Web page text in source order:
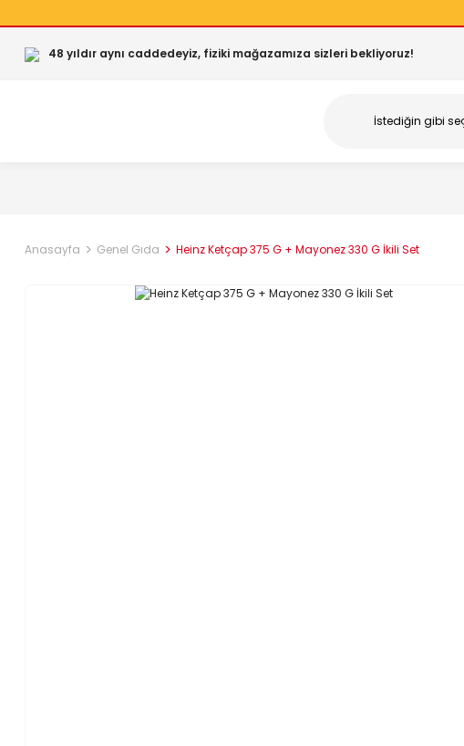
48 yıldır aynı caddedeyiz, fiziki mağazamıza sizleri bekliyoruz!
Anasayfa Genel Gıda Heinz Ketçap 375 G + Mayonez 330 G İkili Set